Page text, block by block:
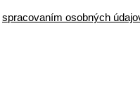
spracovaním osobných